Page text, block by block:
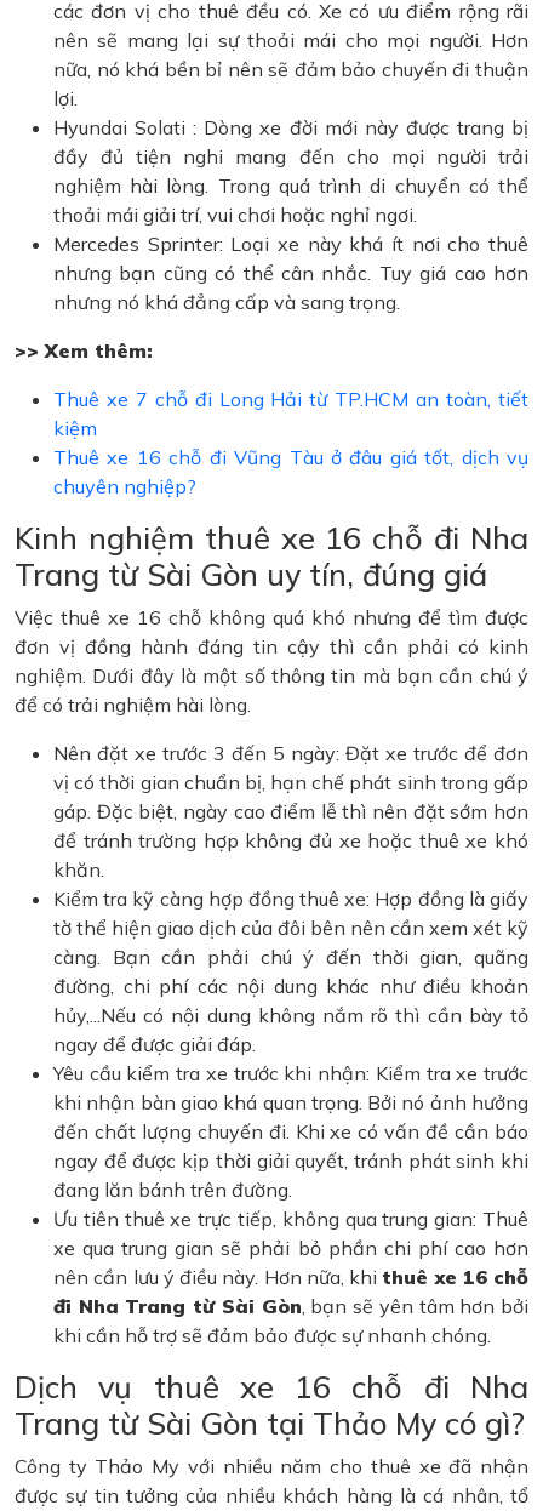
các đơn vị cho thuê đều có. Xe có ưu điểm rộng rãi
nên sẽ mang lại sự thoải mái cho mọi người. Hơn
nữa, nó khá bền bỉ nên sẽ đảm bảo chuyến đi thuận
lợi.
Hyundai Solati : Dòng xe đời mới này được trang bị
đầy đủ tiện nghi mang đến cho mọi người trải
nghiệm hài lòng. Trong quá trình di chuyển có thể
thoải mái giải trí, vui chơi hoặc nghỉ ngơi.
Mercedes Sprinter: Loại xe này khá ít nơi cho thuê
nhưng bạn cũng có thể cân nhắc. Tuy giá cao hơn
nhưng nó khá đẳng cấp và sang trọng.
>> Xem thêm:
Thuê xe 7 chỗ đi Long Hải từ TP.HCM an toàn, tiết
kiệm
Thuê xe 16 chỗ đi Vũng Tàu ở đâu giá tốt, dịch vụ
chuyên nghiệp?
Kinh nghiệm thuê xe 16 chỗ đi Nha
Trang từ Sài Gòn uy tín, đúng giá
Việc thuê xe 16 chỗ không quá khó nhưng để tìm được
đơn vị đồng hành đáng tin cậy thì cần phải có kinh
nghiệm. Dưới đây là một số thông tin mà bạn cần chú ý
để có trải nghiệm hài lòng.
Nên đặt xe trước 3 đến 5 ngày: Đặt xe trước để đơn
vị có thời gian chuẩn bị, hạn chế phát sinh trong gấp
gáp. Đặc biệt, ngày cao điểm lễ thì nên đặt sớm hơn
để tránh trường hợp không đủ xe hoặc thuê xe khó
khăn.
Kiểm tra kỹ càng hợp đồng thuê xe: Hợp đồng là giấy
tờ thể hiện giao dịch của đôi bên nên cần xem xét kỹ
càng. Bạn cần phải chú ý đến thời gian, quãng
đường, chi phí các nội dung khác như điều khoản
hủy,...Nếu có nội dung không nắm rõ thì cần bày tỏ
ngay để được giải đáp.
Yêu cầu kiểm tra xe trước khi nhận: Kiểm tra xe trước
khi nhận bàn giao khá quan trọng. Bởi nó ảnh hưởng
đến chất lượng chuyến đi. Khi xe có vấn đề cần báo
ngay để được kịp thời giải quyết, tránh phát sinh khi
đang lăn bánh trên đường.
Ưu tiên thuê xe trực tiếp, không qua trung gian: Thuê
xe qua trung gian sẽ phải bỏ phần chi phí cao hơn
nên cần lưu ý điều này. Hơn nữa, khi thuê xe 16 chỗ
đi Nha Trang từ Sài Gòn, bạn sẽ yên tâm hơn bởi
khi cần hỗ trợ sẽ đảm bảo được sự nhanh chóng.
Dịch vụ thuê xe 16 chỗ đi Nha
Trang từ Sài Gòn tại Thảo My có gì?
Công ty Thảo My với nhiều năm cho thuê xe đã nhận
được sự tin tưởng của nhiều khách hàng là cá nhân, tổ